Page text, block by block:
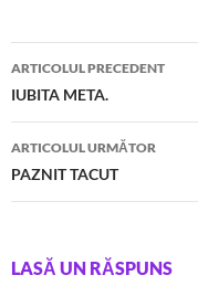
Navigare
în
articole
ARTICOLUL PRECEDENT
IUBITA META.
ARTICOLUL URMĂTOR
PAZNIT TACUT
LASĂ UN RĂSPUNS